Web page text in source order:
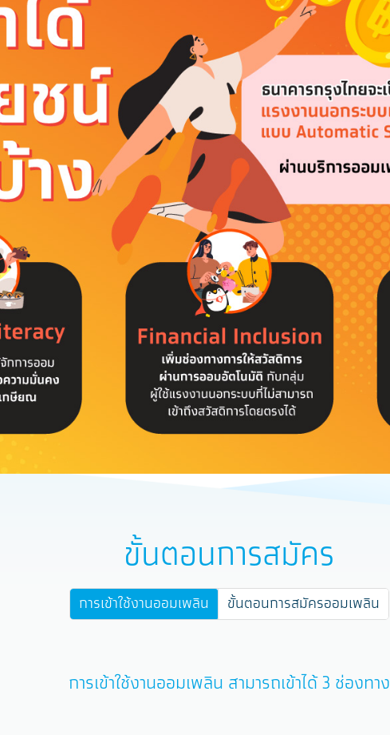
ขั้นตอนการสมัคร
การเข้าใช้งานออมเพลิน ขั้นตอนการสมัครออมเพลิน
การเข้าใช้งานออมเพลิน สามารถเข้าได้ 3 ช่องทาง